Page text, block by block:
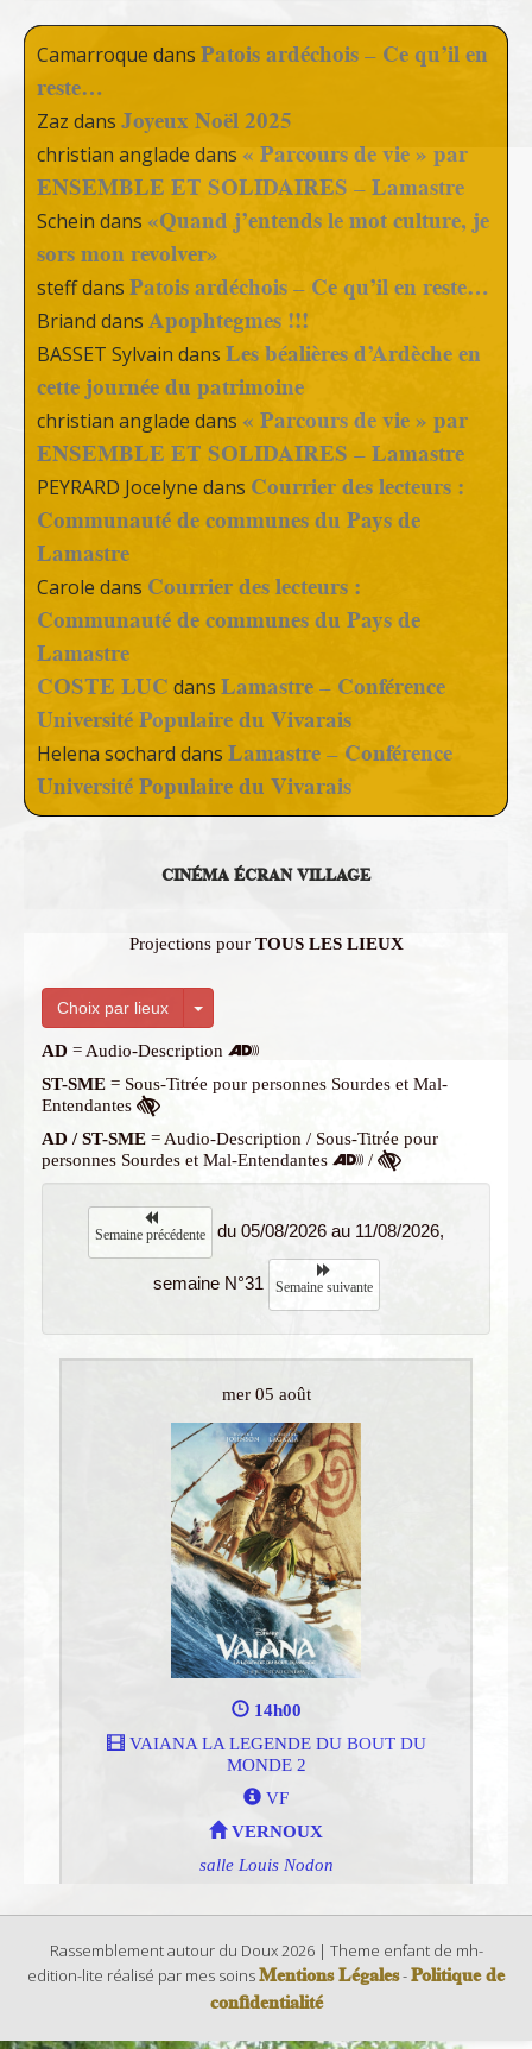
Camarroque dans Patois ardéchois – Ce qu’il en
reste…
Zaz dans Joyeux Noël 2025
christian anglade dans « Parcours de vie » par
ENSEMBLE ET SOLIDAIRES – Lamastre
Schein dans «Quand j’entends le mot culture, je
sors mon revolver»
steffdans Patois ardéchois – Ce qu’il en reste…
Briand dans Apophtegmes !!!
BASSET Sylvain dans Les béalières d’Ardèche en
cette journée du patrimoine
christian anglade dans « Parcours de vie » par
ENSEMBLE ET SOLIDAIRES – Lamastre
PEYRARD Jocelyne dans Courrier des lecteurs :
Communauté de communes du Pays de
Lamastre
Carole dans Courrier des lecteurs :
Communauté de communes du Pays de
Lamastre
COSTE LUC dans Lamastre – Conférence
Université Populaire du Vivarais
Helena sochard dans Lamastre – Conférence
Université Populaire du Vivarais
CINÉMA ÉCRAN VILLAGE
Rassemblement autour du Doux 2026 | Theme enfant de mh-
edition-lite réalisé par mes soinsMentions Légales-Politique de
confidentialité